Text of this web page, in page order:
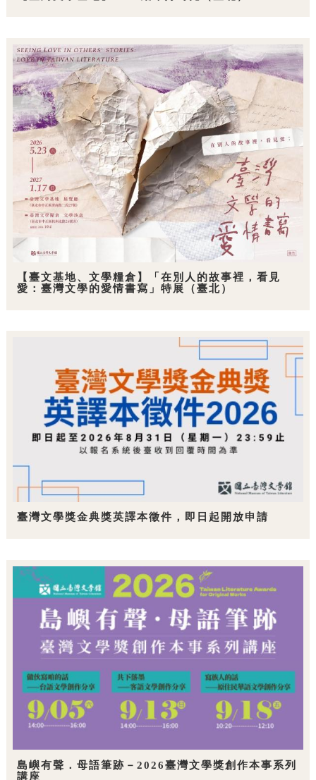
【臺文基地、文學糧倉】「在別人的故事裡，看見
愛：臺灣文學的愛情書寫」特展（臺北）
臺灣文學獎金典獎英譯本徵件，即日起開放申請
島嶼有聲．母語筆跡－2026臺灣文學獎創作本事系列
講座